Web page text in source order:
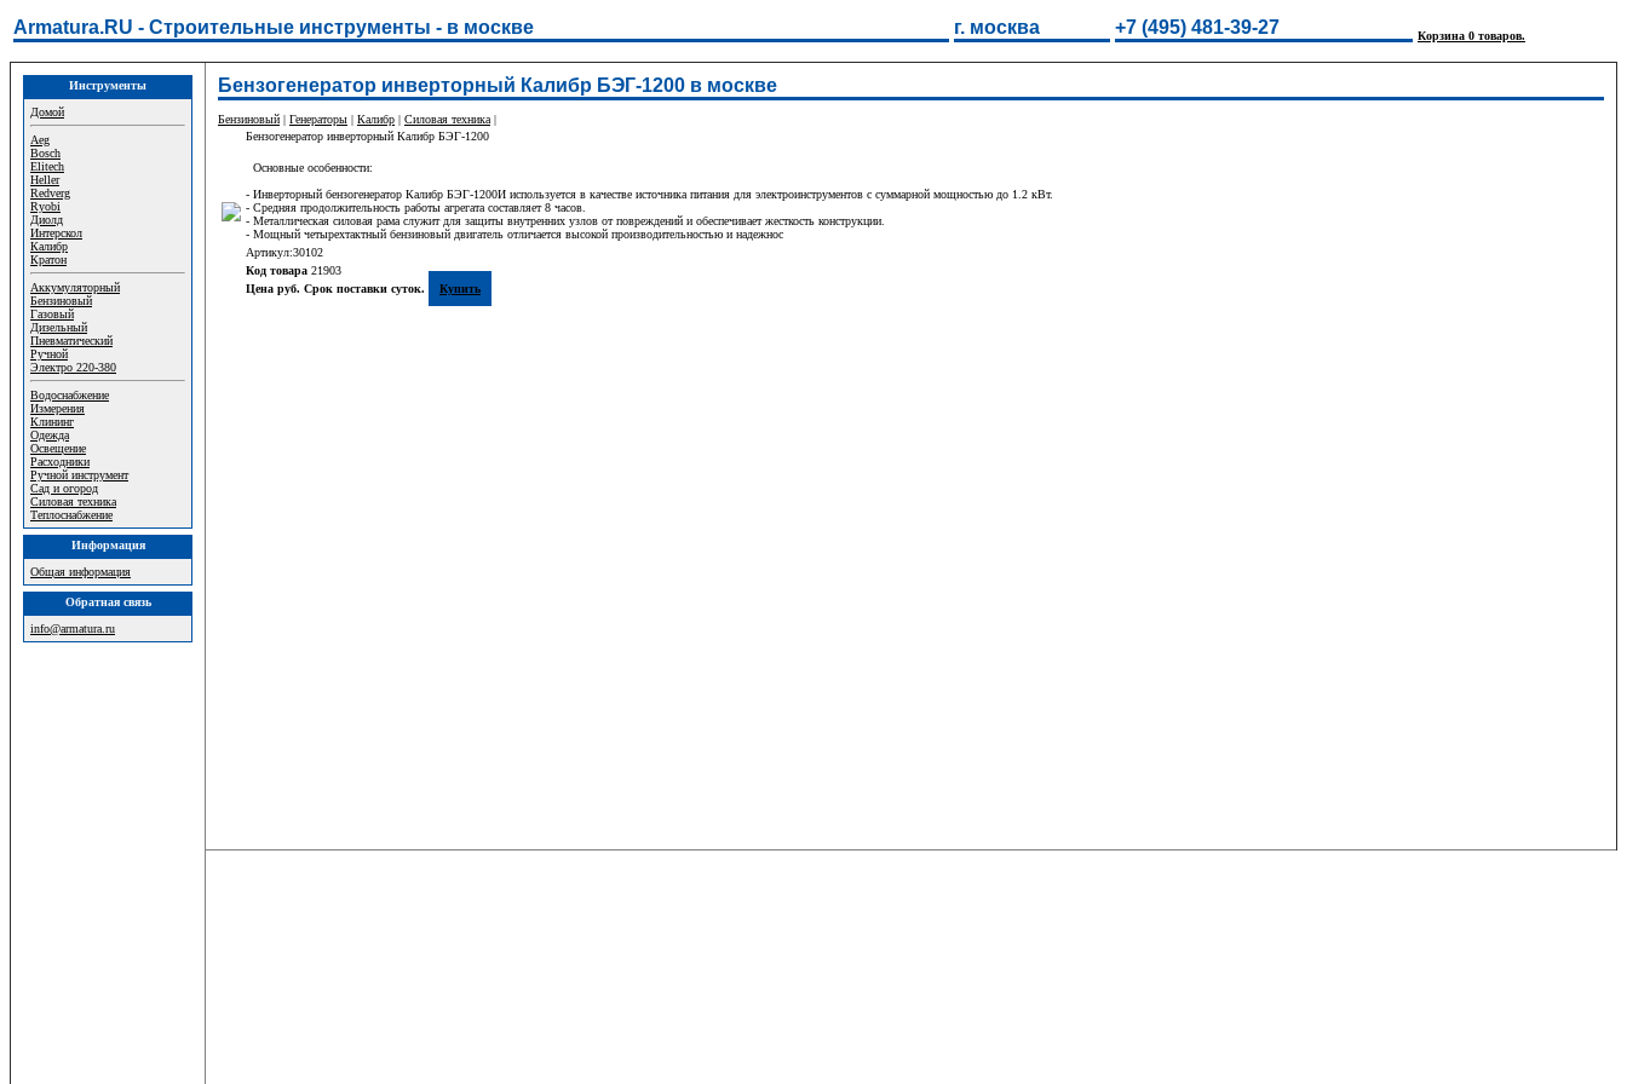
Armatura.RU - Строительные инструменты - в москве г. москва +7 (495) 481-39-27 Корзина 0 товаров.
Инструменты
Домой
Aeg
Bosch
Elitech
Heller
Redverg
Ryobi
Диолд
Интерскол
Калибр
Кратон
Аккумуляторный
Бензиновый
Газовый
Дизельный
Пневматический
Ручной
Электро 220-380
Водоснабжение
Измерения
Клининг
Одежда
Освещение
Расходники
Ручной инструмент
Сад и огород
Силовая техника
Теплоснабжение
Информация
Общая информация
Обратная связь
info@armatura.ru
Бензогенератор инверторный Калибр БЭГ-1200 в москве
Бензиновый | Генераторы | Калибр | Силовая техника |
Бензогенератор инверторный Калибр БЭГ-1200
Основные особенности:
- Инверторный бензогенератор Калибр БЭГ-1200И используется в качестве источника питания для электроинструментов с суммарной мощностью до 1.2 кВт.
- Средняя продолжительность работы агрегата составляет 8 часов.
- Металлическая силовая рама служит для защиты внутренних узлов от повреждений и обеспечивает жесткость конструкции.
- Мощный четырехтактный бензиновый двигатель отличается высокой производительностью и надежнос
Артикул:30102
Код товара 21903
Цена руб. Срок поставки суток.
Купить